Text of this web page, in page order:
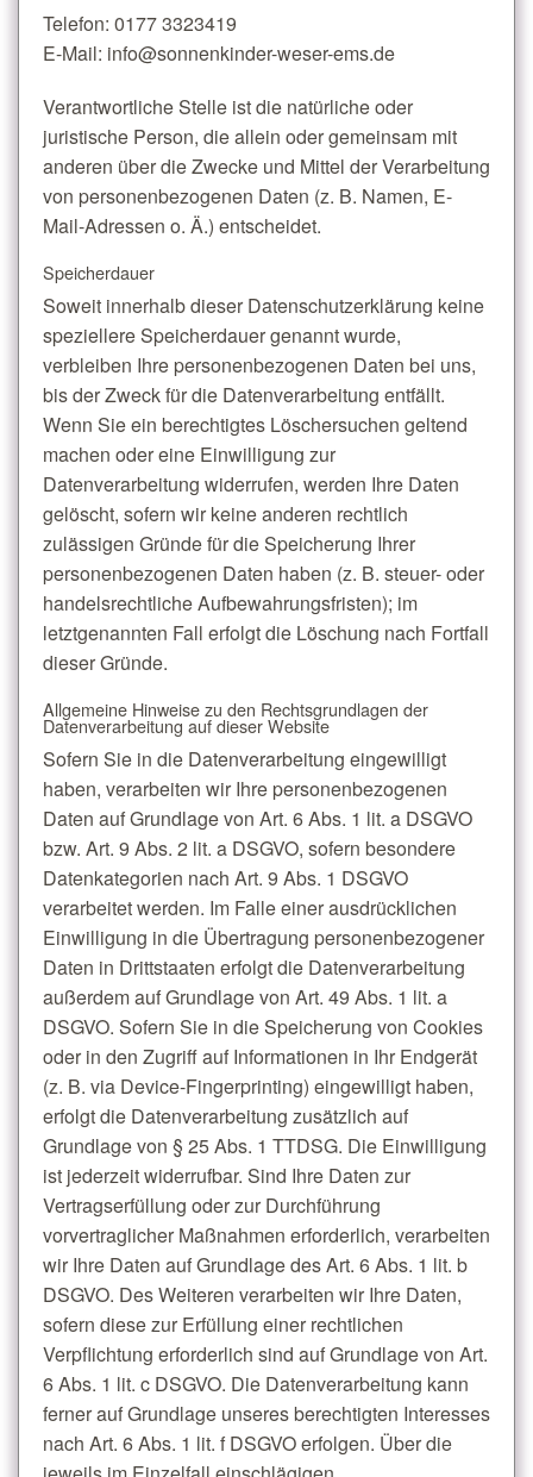
Telefon: 0177 3323419
E-Mail: info@sonnenkinder-weser-ems.de
Verantwortliche Stelle ist die natürliche oder
juristische Person, die allein oder gemeinsam mit
anderen über die Zwecke und Mittel der Verarbeitung
von personenbezogenen Daten (z. B. Namen, E-
Mail-Adressen o. Ä.) entscheidet.
Speicherdauer
Soweit innerhalb dieser Datenschutzerklärung keine
speziellere Speicherdauer genannt wurde,
verbleiben Ihre personenbezogenen Daten bei uns,
bis der Zweck für die Datenverarbeitung entfällt.
Wenn Sie ein berechtigtes Löschersuchen geltend
machen oder eine Einwilligung zur
Datenverarbeitung widerrufen, werden Ihre Daten
gelöscht, sofern wir keine anderen rechtlich
zulässigen Gründe für die Speicherung Ihrer
personenbezogenen Daten haben (z. B. steuer- oder
handelsrechtliche Aufbewahrungsfristen); im
letztgenannten Fall erfolgt die Löschung nach Fortfall
dieser Gründe.
Allgemeine Hinweise zu den Rechtsgrundlagen der
Datenverarbeitung auf dieser Website
Sofern Sie in die Datenverarbeitung eingewilligt
haben, verarbeiten wir Ihre personenbezogenen
Daten auf Grundlage von Art. 6 Abs. 1 lit. a DSGVO
bzw. Art. 9 Abs. 2 lit. a DSGVO, sofern besondere
Datenkategorien nach Art. 9 Abs. 1 DSGVO
verarbeitet werden. Im Falle einer ausdrücklichen
Einwilligung in die Übertragung personenbezogener
Daten in Drittstaaten erfolgt die Datenverarbeitung
außerdem auf Grundlage von Art. 49 Abs. 1 lit. a
DSGVO. Sofern Sie in die Speicherung von Cookies
oder in den Zugriff auf Informationen in Ihr Endgerät
(z. B. via Device-Fingerprinting) eingewilligt haben,
erfolgt die Datenverarbeitung zusätzlich auf
Grundlage von § 25 Abs. 1 TTDSG. Die Einwilligung
ist jederzeit widerrufbar. Sind Ihre Daten zur
Vertragserfüllung oder zur Durchführung
vorvertraglicher Maßnahmen erforderlich, verarbeiten
wir Ihre Daten auf Grundlage des Art. 6 Abs. 1 lit. b
DSGVO. Des Weiteren verarbeiten wir Ihre Daten,
sofern diese zur Erfüllung einer rechtlichen
Verpflichtung erforderlich sind auf Grundlage von Art.
6 Abs. 1 lit. c DSGVO. Die Datenverarbeitung kann
ferner auf Grundlage unseres berechtigten Interesses
nach Art. 6 Abs. 1 lit. f DSGVO erfolgen. Über die